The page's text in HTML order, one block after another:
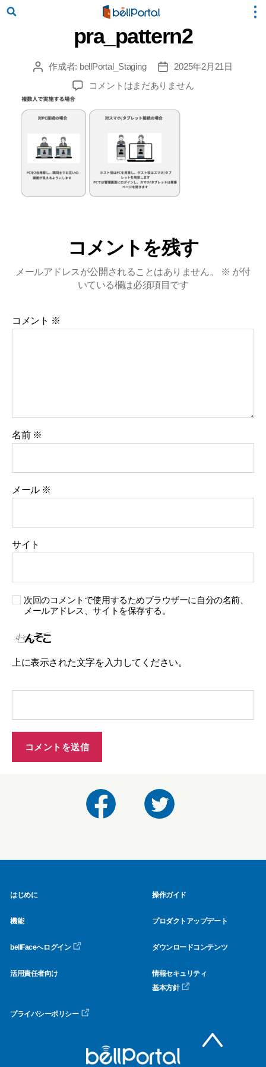
pra_pattern2
投 作成者: bellPortal_Staging
投
稿
日
2025年2月21日
pra_pattern2
の
コメントはまだありません
コメントを残す
メールアドレスが公開されることはありません。 ※ が付
いている欄は必須項目です
コメント ※
名前 ※
メール ※
サイト
次回のコメントで使用するためブラウザーに自分の名前、
メールアドレス、サイトを保存する。
上に表示された文字を入力してください。
はじめに 操作ガイド
機能 プロダクトアップデート
bellFaceへログイン ダウンロードコンテンツ
活用責任者向け
情報セキュリティ
基本方針
プライバシーポリシー